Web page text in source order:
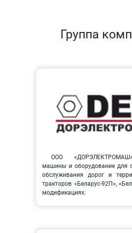
Группа
ООО
машины и оборудование для
обслуживания дорог и
тракторов «Беларус-92П»,
модификациях.